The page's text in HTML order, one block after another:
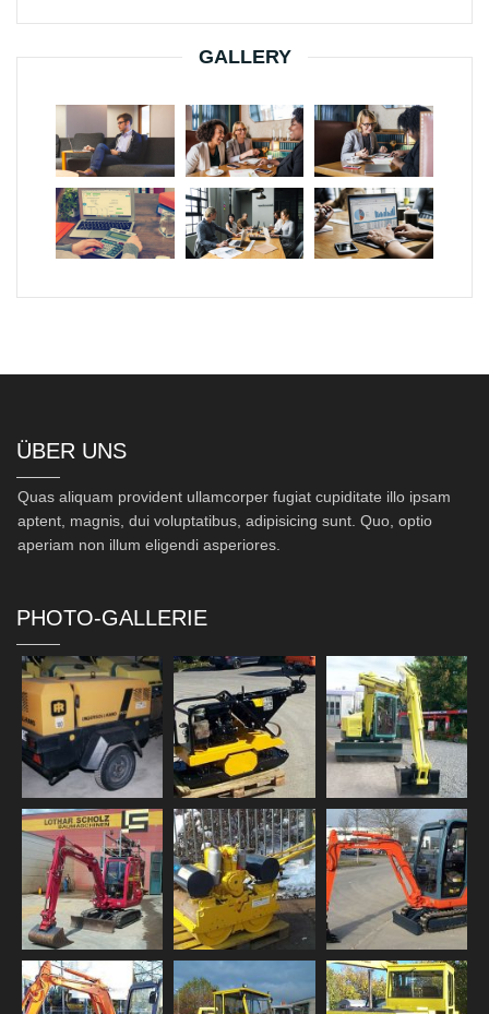
GALLERY
ÜBER UNS
Quas aliquam provident ullamcorper fugiat cupiditate illo ipsam
aptent, magnis, dui voluptatibus, adipisicing sunt. Quo, optio
aperiam non illum eligendi asperiores.
PHOTO-GALLERIE